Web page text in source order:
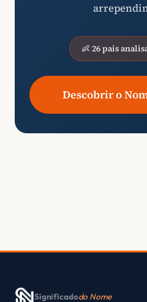
👶 26 pais
Descobrir o
Significadodo Nome